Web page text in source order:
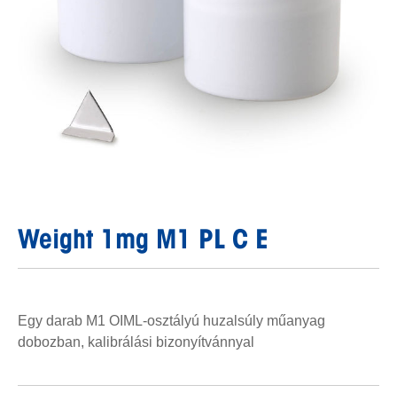
Weight 1mg M1 PL C E
Egy darab M1 OIML-osztályú huzalsúly műanyag
dobozban, kalibrálási bizonyítvánnyal